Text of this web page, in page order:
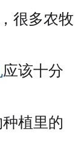
很多农牧
应该十分
植里的